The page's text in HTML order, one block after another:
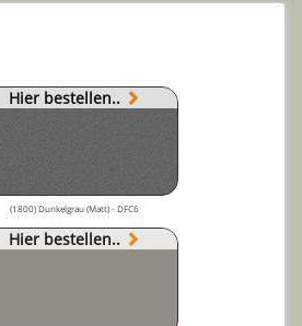
Hier bestellen..
(1800) Dunkelgrau (Matt) - DFC6
Hier bestellen..